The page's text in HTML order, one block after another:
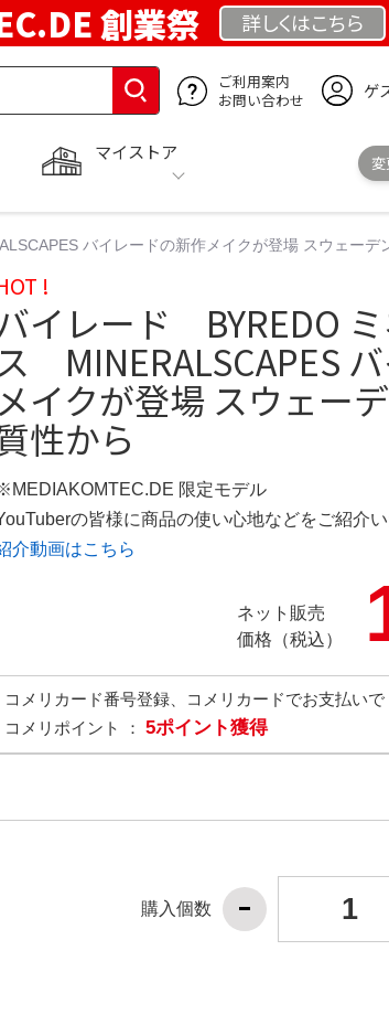
創業祭 詳しくはこちら
ご利用案内
お問い合わせ
ゲ
マイストア
バイレードの新作メイクが登場 スウェーデ
!
イレード BYREDO
MINERALSCAPES
メイクが登場 スウェー
性から
限定モデル
の皆様に商品の使い心地などをご紹介
介動画はこちら
ネット販売
価格（税込）
コメリカード番号登録、コメリカードでお支払いで
コメリポイント ： 5ポイント獲得
購入個数